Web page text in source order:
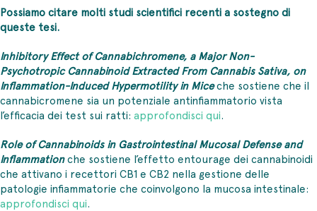
Possiamo citare molti studi scientifici recenti a sostegno di
queste tesi.
Inhibitory Effect of Cannabichromene, a Major Non-
Psychotropic Cannabinoid Extracted From Cannabis Sativa, on
Inflammation-Induced Hypermotility in Miceche sostiene che il
cannabicromene sia un potenziale antinfiammatorio vista
l’efficacia dei test sui ratti: approfondisci qui.
Role of Cannabinoids in Gastrointestinal Mucosal Defense and
Inflammationche sostiene l’effetto entourage dei cannabinoidi
che attivano i recettori CB1 e CB2 nella gestione delle
patologie infiammatorie che coinvolgono la mucosa intestinale:
approfondisci qui.